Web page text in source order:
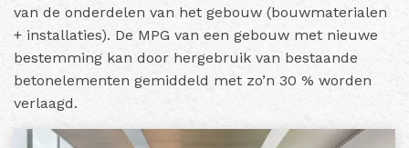
van de onderdelen van het gebouw (bouwmaterialen
+ installaties). De MPG van een gebouw met nieuwe
bestemming kan door hergebruik van bestaande
betonelementen gemiddeld met zo’n 30 % worden
verlaagd.